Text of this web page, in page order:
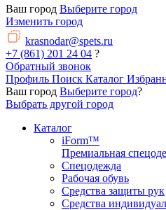
Ваш город Выберите город
Изменить город
krasnodar@spets.ru
+7 (861) 201 24 04 ?
Обратный звонок
Профиль Поиск Каталог
Ваш город Выберите город?
Выбрать другой город
Каталог
iForm™
Премиальная
Спецодежда
Рабочая обувь
Средства защиты рук
Средства